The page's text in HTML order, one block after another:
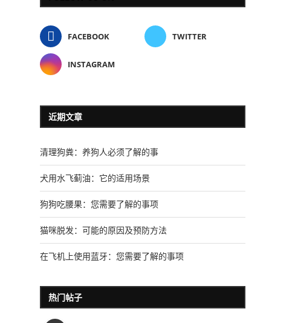
FACEBOOK TWITTER
INSTAGRAM
近期文章
清理狗粪：养狗人必须了解的事
犬用水飞蓟油：它的适用场景
狗狗吃腰果：您需要了解的事项
猫咪脱发：可能的原因及预防方法
在飞机上使用蓝牙：您需要了解的事项
热门帖子